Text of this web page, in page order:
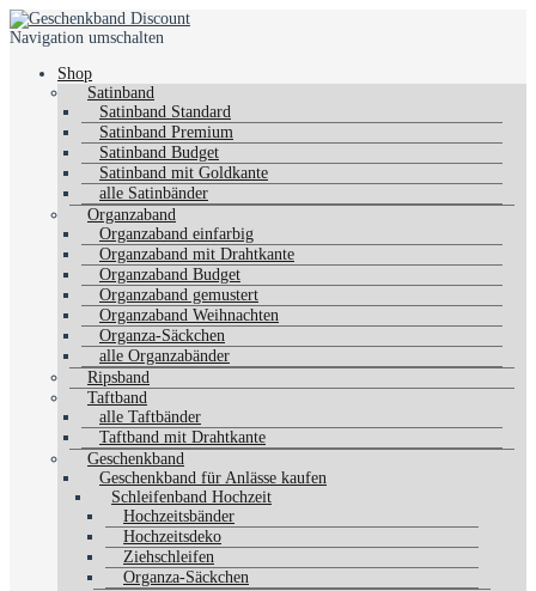
Navigation umschalten
Shop
Satinband
Satinband Standard
Satinband Premium
Satinband Budget
Satinband mit Goldkante
alle Satinbänder
Organzaband
Organzaband einfarbig
Organzaband mit Drahtkante
Organzaband Budget
Organzaband gemustert
Organzaband Weihnachten
Organza-Säckchen
alle Organzabänder
Ripsband
Taftband
alle Taftbänder
Taftband mit Drahtkante
Geschenkband
Geschenkband für Anlässe kaufen
Schleifenband Hochzeit
Hochzeitsbänder
Hochzeitsdeko
Ziehschleifen
Organza-Säckchen